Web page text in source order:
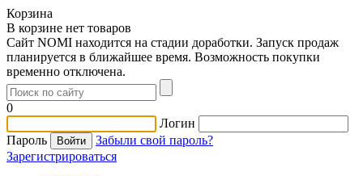
Корзина
В корзине нет товаров
Сайт NOMI находится на стадии доработки. Запуск продаж
планируется в ближайшее время. Возможность покупки
временно отключена.
0
Логин
Пароль
Забыли свой пароль?
Зарегистрироваться